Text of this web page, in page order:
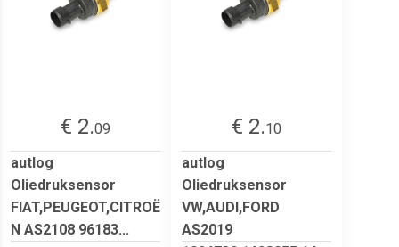
€ 2.09
autlog
Oliedruksensor
FIAT,PEUGEOT,CITROË
N AS2108 96183...
€ 2.10
autlog
Oliedruksensor
VW,AUDI,FORD
AS2019